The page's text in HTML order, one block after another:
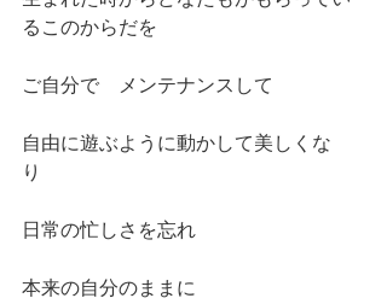
るこのからだを
ご自分で　メンテナンスして
自由に遊ぶように動かして美しくな
り
日常の忙しさを忘れ
本来の自分のままに